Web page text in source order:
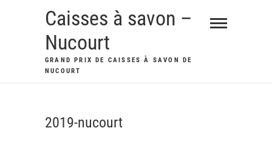
Caisses à savon –
Nucourt
GRAND PRIX DE CAISSES À SAVON DE
NUCOURT
2019-nucourt